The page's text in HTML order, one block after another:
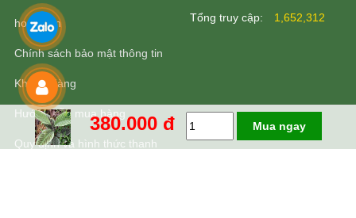
380.000 đ Mua ngay
hoàn tiền
Chính sách bảo mật thông tin
Khách Hàng
Hướng dẫn mua hàng
Quy định và hình thức thanh
Tổng truy cập: 1,652,312